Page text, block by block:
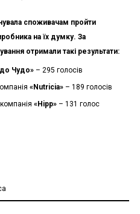
споживачам пройти
на їх думку. За
отримали такі результати:
Чудо»– 295 голосів
«Nutricia»– 189 голосів
«Hipp»– 131 голос